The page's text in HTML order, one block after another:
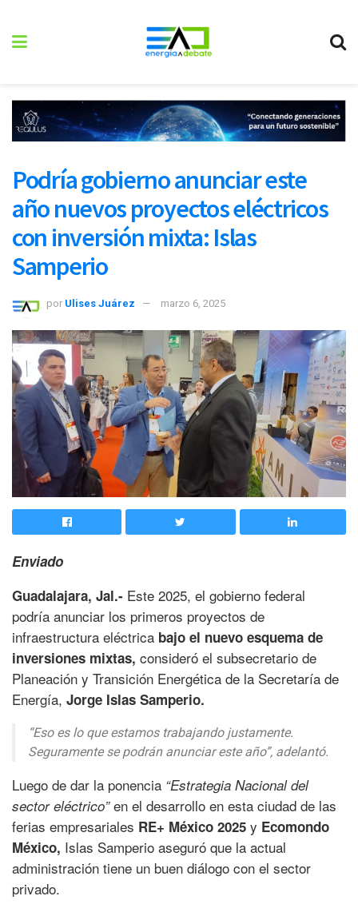
Podría gobierno anunciar este
año nuevos proyectos eléctricos
con inversión mixta: Islas
Samperio
por Ulises Juárez marzo 6, 2025
Enviado
Guadalajara, Jal.- Este 2025, el gobierno federal
podría anunciar los primeros proyectos de
infraestructura eléctrica bajo el nuevo esquema de
inversiones mixtas, consideró el subsecretario de
Planeación y Transición Energética de la Secretaría de
Energía, Jorge Islas Samperio.
“Eso es lo que estamos trabajando justamente.
Seguramente se podrán anunciar este año”, adelantó.
Luego de dar la ponencia “Estrategia Nacional del
sector eléctrico”en el desarrollo en esta ciudad de las
ferias empresariales RE+ México 2025 y Ecomondo
México, Islas Samperio aseguró que la actual
administración tiene un buen diálogo con el sector
privado.